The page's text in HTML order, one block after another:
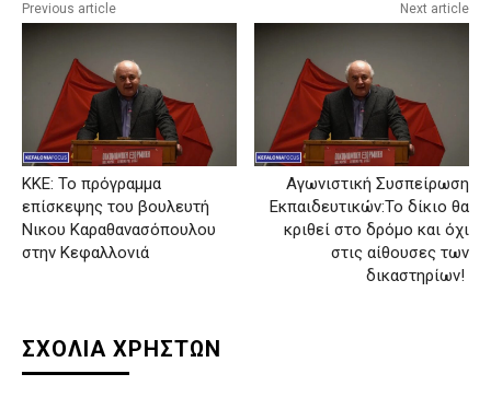
Previous article
ΚΚΕ: Το πρόγραμμα
επίσκεψης του βουλευτή
Νικου Καραθανασόπουλου
στην Κεφαλλονιά
Next article
Αγωνιστική Συσπείρωση
Εκπαιδευτικών:Το δίκιο θα
κριθεί στο δρόμο και όχι
στις αίθουσες των
δικαστηρίων!
ΣΧΟΛΙΑ ΧΡΗΣΤΩΝ